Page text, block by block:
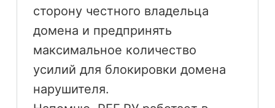
сторону честного владельца
домена и предпринять
максимальное количество
усилий для блокировки домена
нарушителя.